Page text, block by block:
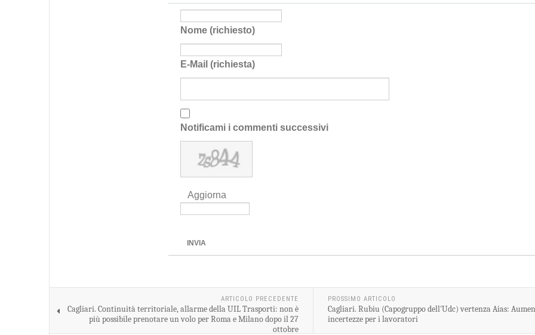
Nome (richiesto)
E-Mail (richiesta)
Notificami i commenti successivi
Aggiorna
INVIA
ARTICOLO PRECEDENTE
Cagliari. Continuità territoriale, allarme della UIL Trasporti: non è
più possibile prenotare un volo per Roma e Milano dopo il 27
ottobre
PROSSIMO ARTICOLO
Cagliari. Rubiu (Capogruppo dell'Udc) vertenza Aias:
incertezze per i lavoratori